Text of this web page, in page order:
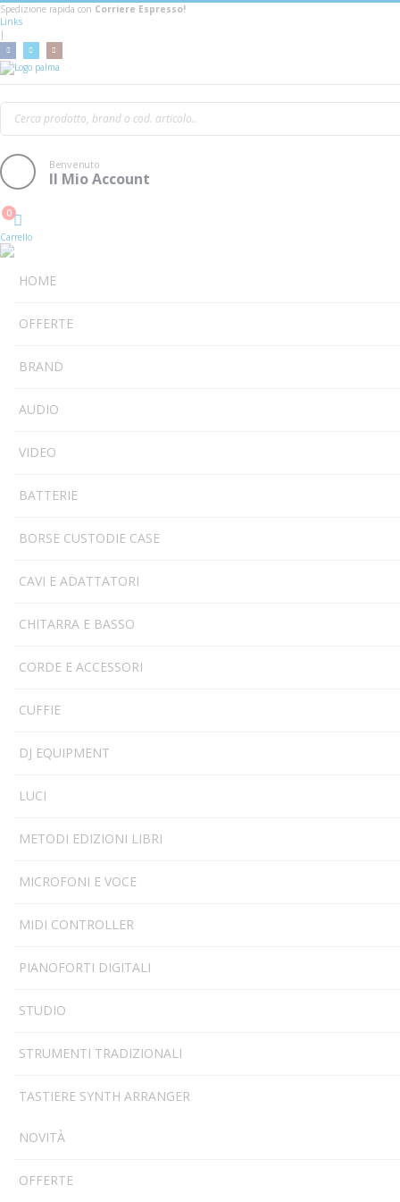
Spedizione rapida con Corriere Espresso!
Links
|
Benvenuto
Il Mio Account
Cart
0
Carrello
HOME
OFFERTE
BRAND
AUDIO
VIDEO
BATTERIE
BORSE CUSTODIE CASE
CAVI E ADATTATORI
CHITARRA E BASSO
CORDE E ACCESSORI
CUFFIE
DJ EQUIPMENT
LUCI
METODI EDIZIONI LIBRI
MICROFONI E VOCE
MIDI CONTROLLER
PIANOFORTI DIGITALI
STUDIO
STRUMENTI TRADIZIONALI
TASTIERE SYNTH ARRANGER
NOVITÀ
OFFERTE